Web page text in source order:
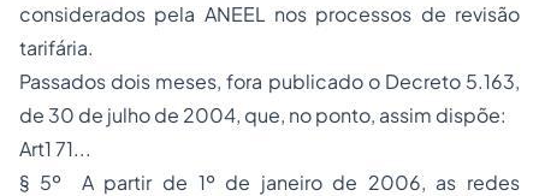
considerados pela ANEEL nos processos de revisão
tarifária.
Passados dois meses, fora publicado o Decreto 5.163,
de 30 de julho de 2004, que, no ponto, assim dispõe:
Art1 71...
§ 5º A partir de 1º de janeiro de 2006, as redes